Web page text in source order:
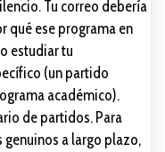
Tu correo debería
qué ese programa en
estudiar tu
(un partido
académico).
de partidos. Para
a largo plazo,